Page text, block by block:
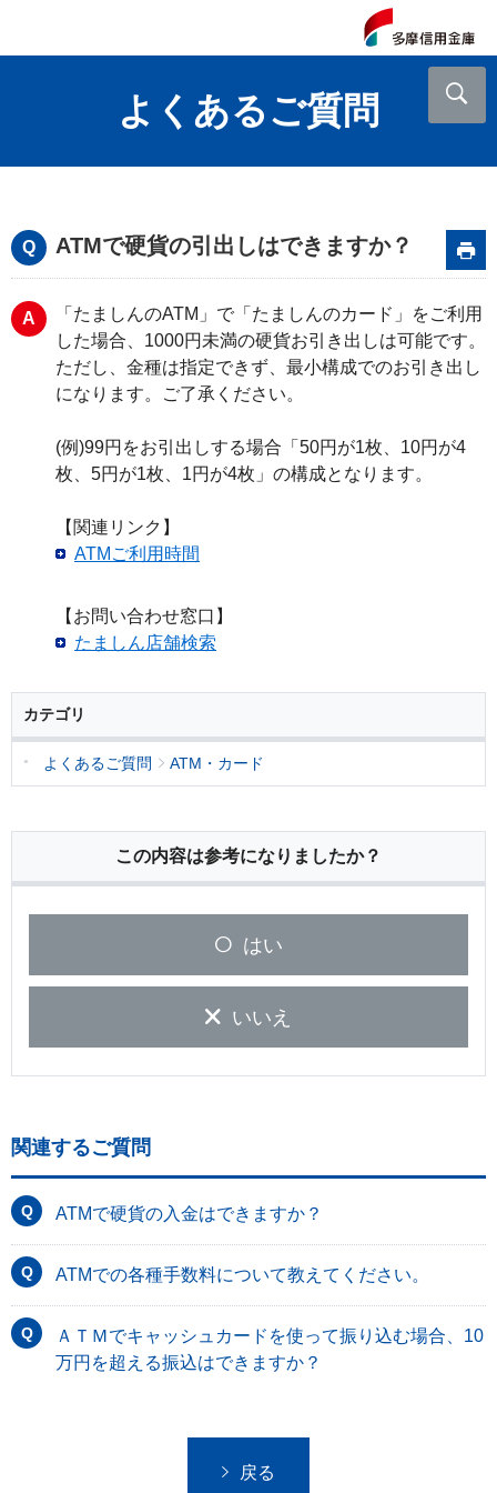
よくあるご質問
ATMで硬貨の引出しはできますか？
「たましんのATM」で「たましんのカード」をご利用
した場合、1000円未満の硬貨お引き出しは可能です。
ただし、金種は指定できず、最小構成でのお引き出し
になります。ご了承ください。
(例)99円をお引出しする場合「50円が1枚、10円が4
枚、5円が1枚、1円が4枚」の構成となります。
【関連リンク】
ATMご利用時間
【お問い合わせ窓口】
たましん店舗検索
カテゴリ
よくあるご質問 ATM・カード
この内容は参考になりましたか？
はい
いいえ
関連するご質問
ATMで硬貨の入金はできますか？
ATMでの各種手数料について教えてください。
ＡＴＭでキャッシュカードを使って振り込む場合、10
万円を超える振込はできますか？
戻る